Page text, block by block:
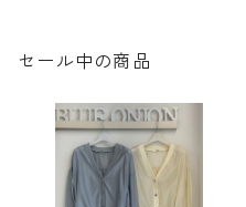
セール中の商品